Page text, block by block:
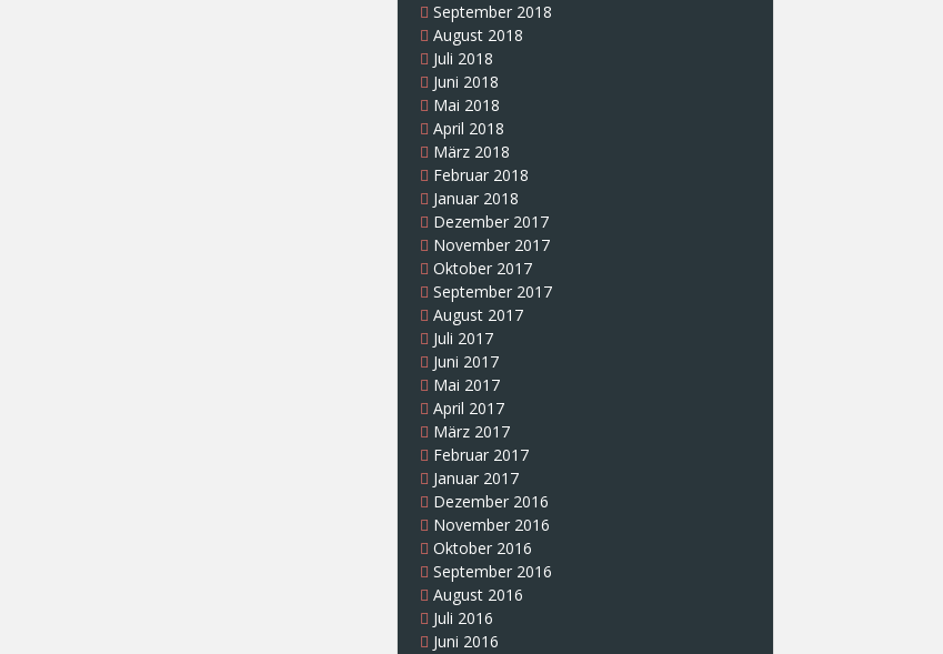
September 2018
August 2018
Juli 2018
Juni 2018
Mai 2018
April 2018
März 2018
Februar 2018
Januar 2018
Dezember 2017
November 2017
Oktober 2017
September 2017
August 2017
Juli 2017
Juni 2017
Mai 2017
April 2017
März 2017
Februar 2017
Januar 2017
Dezember 2016
November 2016
Oktober 2016
September 2016
August 2016
Juli 2016
Juni 2016